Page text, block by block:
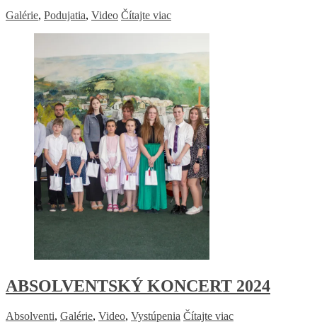
Galérie, Podujatia, Video Čítajte viac
ABSOLVENTSKÝ KONCERT 2024
Absolventi, Galérie, Video, Vystúpenia Čítajte viac